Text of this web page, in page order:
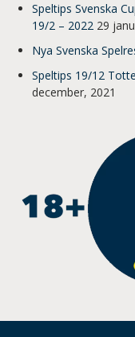
Speltips Svenska
19/2 – 2022 29
Nya Svenska
Speltips 19/12
december, 2021